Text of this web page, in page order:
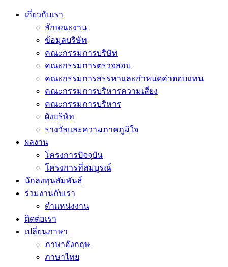
เกี่ยวกับเรา
ลักษณะงาน
ข้อมูลบริษัท
คณะกรรมการบริษัท
คณะกรรมการตรวจสอบ
คณะกรรมการสรรหาและกำหนดค่าตอบแทน
คณะกรรมการบริหารความเสี่ยง
คณะกรรมการบริหาร
ผังบริษัท
รางวัลและความภาคภูมิใจ
ผลงาน
โครงการปัจจุบัน
โครงการที่สมบูรณ์
นักลงทุนสัมพันธ์
ร่วมงานกับเรา
ตำแหน่งงาน
ติดต่อเรา
เปลี่ยนภาษา
ภาษาอังกฤษ
ภาษาไทย